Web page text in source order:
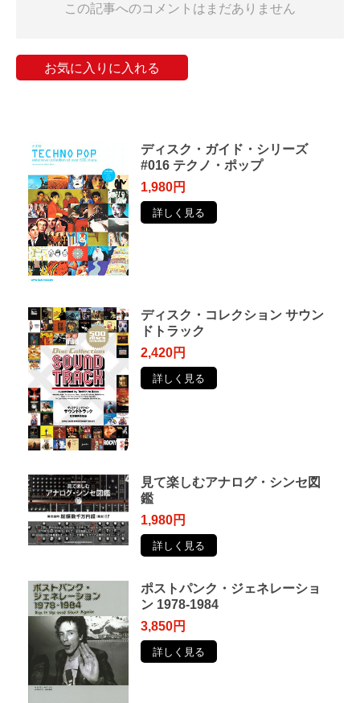
この記事へのコメントはまだありません
お気に入りに入れる
ディスク・ガイド・シリーズ
#016 テクノ・ポップ
1,980円
詳しく見る
ディスク・コレクション サウン
ドトラック
2,420円
詳しく見る
見て楽しむアナログ・シンセ図
鑑
1,980円
詳しく見る
ポストパンク・ジェネレーショ
ン 1978-1984
3,850円
詳しく見る